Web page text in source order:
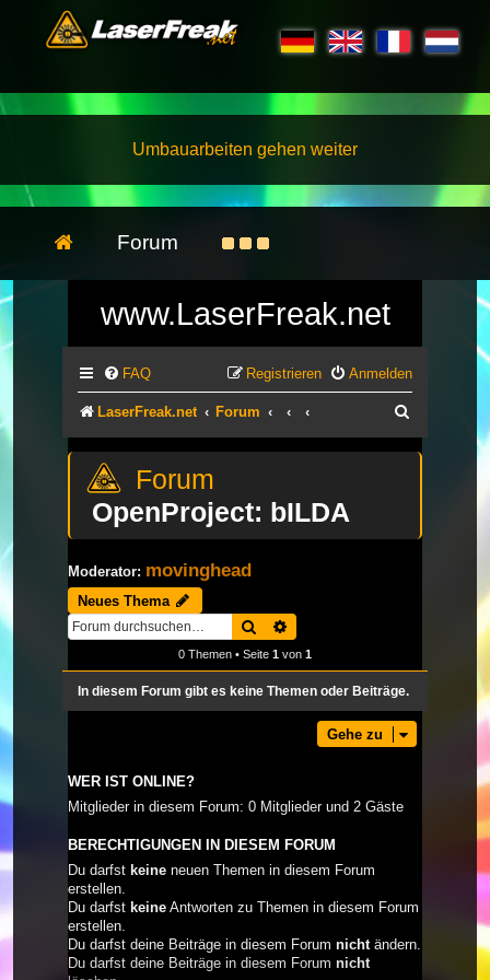
Umbauarbeiten gehen weiter
Forum
www.LaserFreak.net
FAQ Anmelden
Registrieren
LaserFreak.net Forum
OpenProject: bILDA
Moderator: movinghead
Neues Thema
Suche
0 Themen • Seite 1 von 1
In diesem Forum gibt es keine Themen oder Beiträge.
Gehe zu
WER IST ONLINE?
Mitglieder in diesem Forum: 0 Mitglieder und 2 Gäste
BERECHTIGUNGEN IN DIESEM FORUM
Du darfst keine neuen Themen in diesem Forum
erstellen.
Du darfst keine Antworten zu Themen in diesem Forum
erstellen.
Du darfst deine Beiträge in diesem Forum nichtändern.
Du darfst deine Beiträge in diesem Forum nicht